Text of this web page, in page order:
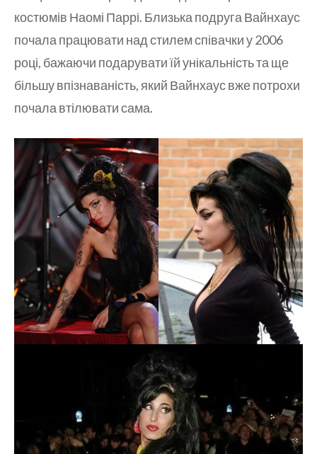
костюмів Наомі Паррі. Близька подруга Вайнхаус
почала працювати над стилем співачки у 2006
році, бажаючи подарувати їй унікальність та ще
більшу впізнаваність, який Вайнхаус вже потрохи
почала втілювати сама.